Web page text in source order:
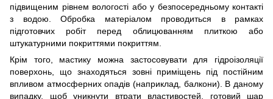
підвищеним рівнем вологості або у безпосередньому контакті
з водою. Обробка матеріалом проводиться в рамках
підготовчих робіт перед облицюванням плиткою або
штукатурними покриттями покриттям.
Крім того, мастику можна застосовувати для гідроізоляції
поверхонь, що знаходяться зовні приміщень під постійним
впливом атмосферних опадів (наприклад, балкони). В даному
випадку, щоб уникнути втрати властивостей, готовий шар